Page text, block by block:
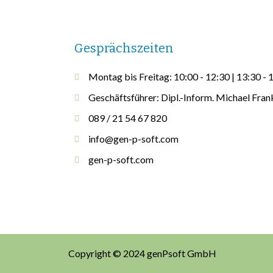
Gesprächszeiten
Montag bis Freitag: 10:00 - 12:30 | 13:30 -
Geschäftsführer: Dipl.-Inform. Michael
089 / 21 54 67 820
info@gen-p-soft.com
gen-p-soft.com
Copyright © 2024 genPsoft GmbH